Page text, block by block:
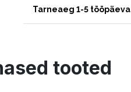
Tarneaeg 1-5 tööpäeva
tooted